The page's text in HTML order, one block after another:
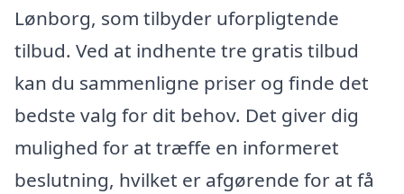
Lønborg, som tilbyder uforpligtende
tilbud. Ved at indhente tre gratis tilbud
kan du sammenligne priser og finde det
bedste valg for dit behov. Det giver dig
mulighed for at træffe en informeret
beslutning, hvilket er afgørende for at få